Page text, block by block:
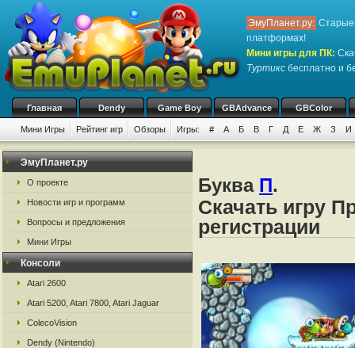
ЭмуПланет.ру: Старые
платформах!
Мини игры для ПК:
Туртикс бесплатно и
Главная Dendy Game Boy GBAdvance GBColor
Мини Игры Рейтинг игр Обзоры Игры: # А Б В Г Д Е Ж З И
ЭмуПланет.ру
О проекте
Новости игр и программ
Вопросы и предложения
Мини Игры
Консоли
Atari 2600
Atari 5200, Atari 7800, Atari Jaguar
ColecoVision
Dendy (Nintendo)
Буква П.
Скачать игру
регистрации